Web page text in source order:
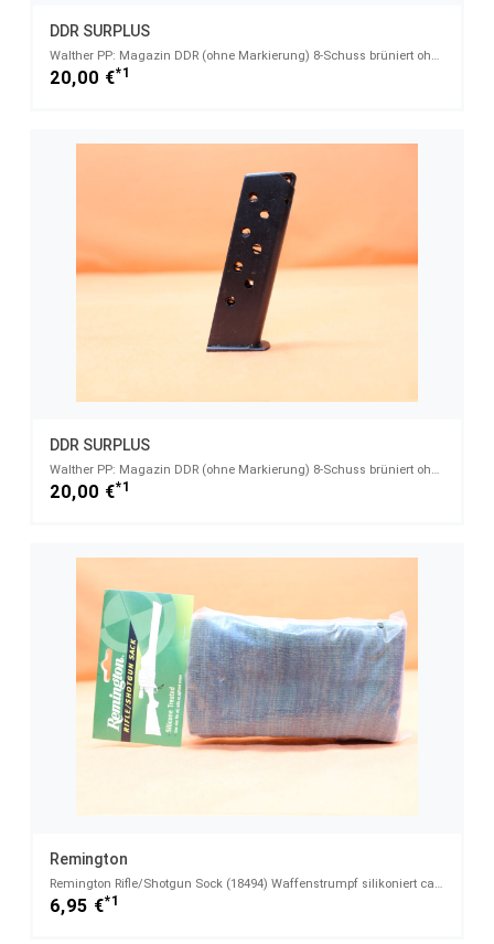
DDR SURPLUS
Walther PP: Magazin DDR (ohne Markierung) 8-Schuss brüniert ohne Magazinschuh 7,65mmBrowning
20,00 €*1
DDR SURPLUS
Walther PP: Magazin DDR (ohne Markierung) 8-Schuss brüniert ohne Magazinschuh 7,65mmBrowning
20,00 €*1
Remington
Remington Rifle/Shotgun Sock (18494) Waffenstrumpf silikoniert ca. 52"/132cm
6,95 €*1